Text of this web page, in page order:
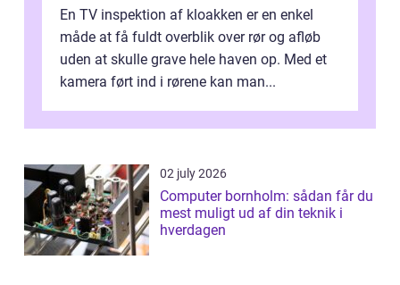
En TV inspektion af kloakken er en enkel
måde at få fuldt overblik over rør og afløb
uden at skulle grave hele haven op. Med et
kamera ført ind i rørene kan man...
02 july 2026
Computer bornholm: sådan får du
mest muligt ud af din teknik i
hverdagen